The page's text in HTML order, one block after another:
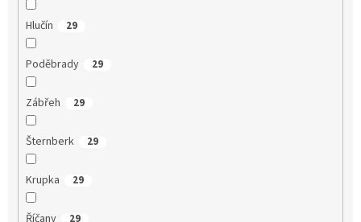
Hlučín 29
Poděbrady 29
Zábřeh 29
Šternberk 29
Krupka 29
29